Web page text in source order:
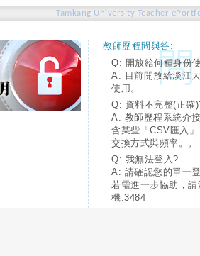
Tamkang University Teacher
教師歷程問與答:
Q: 開放給何種身份
A: 目前開放給淡江
使用。
Q: 資料不完整(正確
A: 教師歷程系統介
含某些「CSV匯入
交換方式與頻率。。
Q: 我無法登入?
A: 請確認您的單一
若需進一步協助，
機:3484